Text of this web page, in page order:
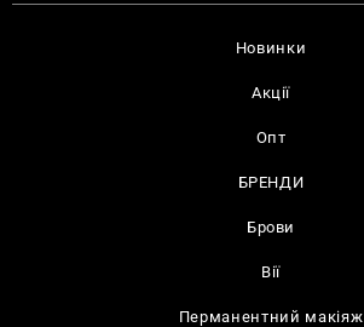
Новинки
Акції
Опт
БРЕНДИ
Брови
Вії
Перманентний макіяж